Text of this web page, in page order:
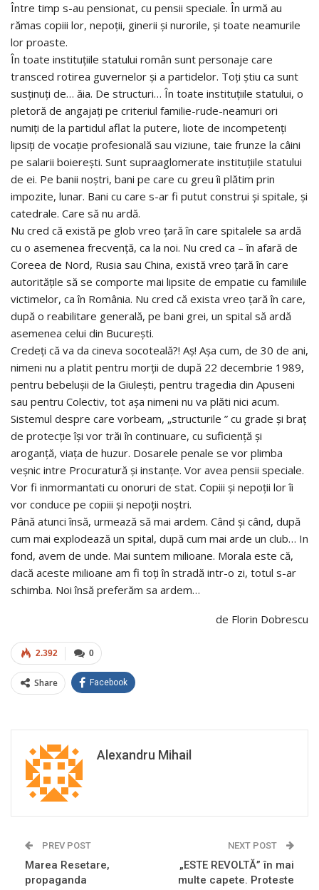
Între timp s-au pensionat, cu pensii speciale. În urmă au
rămas copiii lor, nepoții, ginerii și nurorile, și toate neamurile
lor proaste.
În toate instituțiile statului român sunt personaje care
transced rotirea guvernelor și a partidelor. Toți știu ca sunt
susținuți de… ăia. De structuri… În toate instituțiile statului, o
pletoră de angajați pe criteriul familie-rude-neamuri ori
numiți de la partidul aflat la putere, liote de incompetenți
lipsiți de vocație profesională sau viziune, taie frunze la câini
pe salarii boierești. Sunt supraaglomerate instituțiile statului
de ei. Pe banii noștri, bani pe care cu greu îi plătim prin
impozite, lunar. Bani cu care s-ar fi putut construi și spitale, și
catedrale. Care să nu ardă.
Nu cred că există pe glob vreo țară în care spitalele sa ardă
cu o asemenea frecvență, ca la noi. Nu cred ca – în afară de
Coreea de Nord, Rusia sau China, există vreo țară în care
autoritățile să se comporte mai lipsite de empatie cu familiile
victimelor, ca în România. Nu cred că exista vreo țară în care,
după o reabilitare generală, pe bani grei, un spital să ardă
asemenea celui din București.
Credeți că va da cineva socoteală?! Aș! Așa cum, de 30 de ani,
nimeni nu a platit pentru morții de după 22 decembrie 1989,
pentru bebelușii de la Giulești, pentru tragedia din Apuseni
sau pentru Colectiv, tot așa nimeni nu va plăti nici acum.
Sistemul despre care vorbeam, „structurile ” cu grade și braț
de protecție își vor trăi în continuare, cu suficiență și
aroganță, viața de huzur. Dosarele penale se vor plimba
veșnic intre Procuratură și instanțe. Vor avea pensii speciale.
Vor fi inmormantati cu onoruri de stat. Copiii și nepoții lor îi
vor conduce pe copiii și nepoții noștri.
Până atunci însă, urmează să mai ardem. Când și când, după
cum mai explodează un spital, după cum mai arde un club… In
fond, avem de unde. Mai suntem milioane. Morala este că,
dacă aceste milioane am fi toți în stradă intr-o zi, totul s-ar
schimba. Noi însă preferăm sa ardem…
de Florin Dobrescu
0
2.392
Share Facebook
Alexandru Mihail
PREV POST
Marea Resetare,
propaganda
NEXT POST
„ESTE REVOLTĂ” în mai
multe capete. Proteste